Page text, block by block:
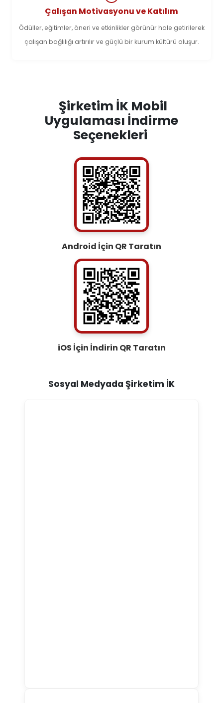
Çalışan Motivasyonu ve Katılım
Ödüller, eğitimler, öneri ve etkinlikler görünür hale getirilerek
çalışan bağlılığı artırılır ve güçlü bir kurum kültürü oluşur.
Şirketim İK Mobil
Uygulaması İndirme
Seçenekleri
Android İçin QR Taratın
iOS İçin İndirin QR Taratın
Sosyal Medyada Şirketim İK